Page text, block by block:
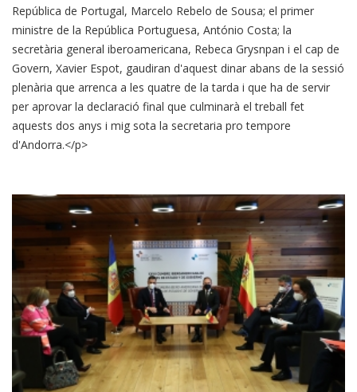
República de Portugal, Marcelo Rebelo de Sousa; el primer
ministre de la República Portuguesa, António Costa; la
secretària general iberoamericana, Rebeca Grysnpan i el cap de
Govern, Xavier Espot, gaudiran d'aquest dinar abans de la sessió
plenària que arrenca a les quatre de la tarda i que ha de servir
per aprovar la declaració final que culminarà el treball fet
aquests dos anys i mig sota la secretaria pro tempore
d'Andorra.</p>